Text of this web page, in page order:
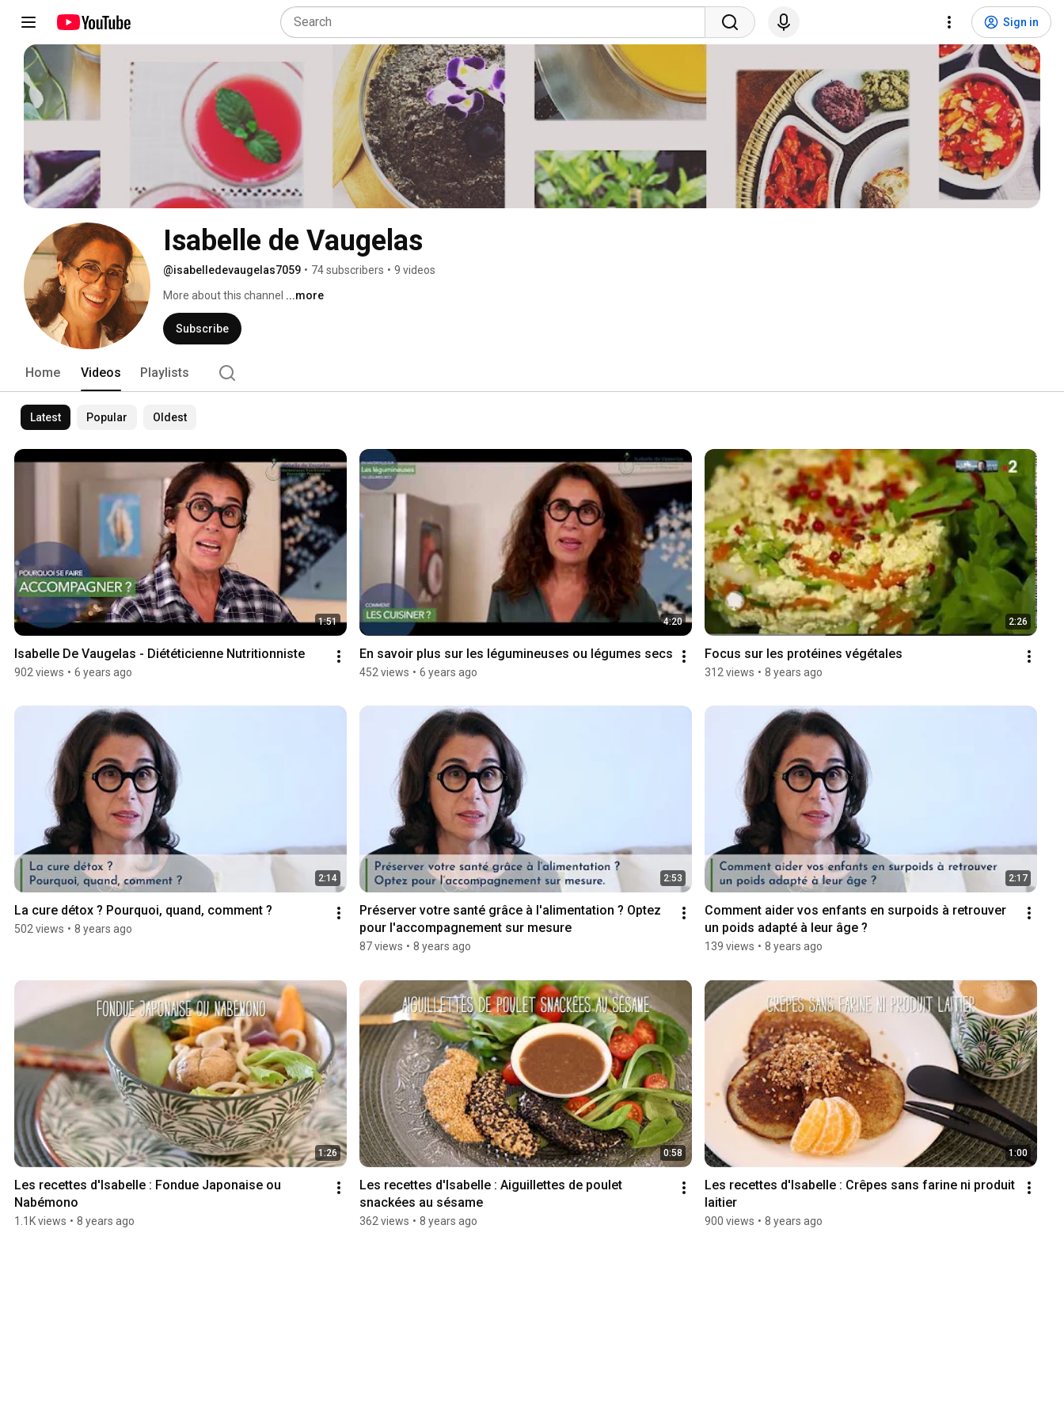
Sign in
Isabelle de Vaugelas
@isabelledevaugelas7059 • 74 subscribers • 9 videos
More about this channel ...more
Subscribe
Home Videos Playlists
Latest Popular Oldest
1:51
Isabelle De Vaugelas - Diététicienne Nutritionniste
902 views • 6 years ago
4:20
En savoir plus sur les légumineuses ou légumes secs
452 views • 6 years ago
2:26
Focus sur les protéines végétales
312 views • 8 years ago
2:14
La cure détox ? Pourquoi, quand, comment ?
502 views • 8 years ago
2:53
Préserver votre santé grâce à l'alimentation ? Optez
pour l'accompagnement sur mesure
87 views • 8 years ago
2:17
Comment aider vos enfants en surpoids à retrouver
un poids adapté à leur âge ?
139 views • 8 years ago
1:26
Les recettes d'Isabelle : Fondue Japonaise ou
Nabémono
1.1K views • 8 years ago
0:58
Les recettes d'Isabelle : Aiguillettes de poulet
snackées au sésame
362 views • 8 years ago
1:00
Les recettes d'Isabelle : Crêpes sans farine ni produit
laitier
900 views • 8 years ago